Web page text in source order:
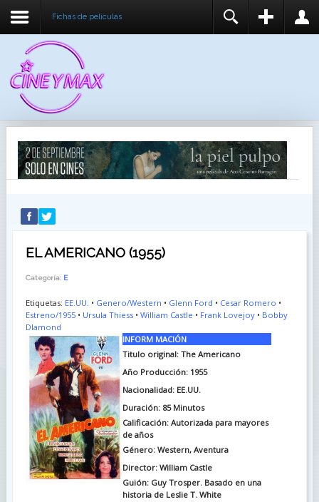
Fichas de peliculas
RECUÉRDEME
IDENTIFICARSE
REGISTER
EL AMERICANO (1955)
Categoría: E
Etiquetas: EE.UU. • Genero/Western • Glenn Ford • Cesar Romero •
Estreno/1955• Ursula Thiess• William Castle • Frank Lovejoy• Bobby
DIamond
INFORM MACIÓN
Titulo original: The Americano
Año Producción: 1955
Nacionalidad: EE.UU.
Duración: 85 Minutos
Calificación: Autorizada para mayores
de años
Género: Western, Aventura
Director: William Castle
Guión: Guy Trosper. Basado en una
historia de Leslie T. White